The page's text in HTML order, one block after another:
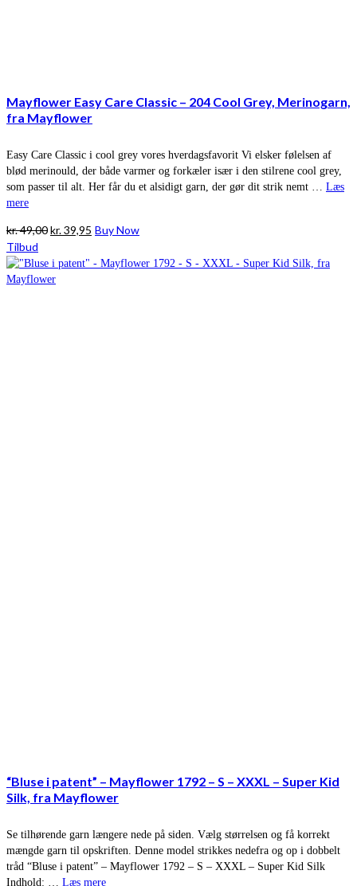
Mayflower Easy Care Classic – 204 Cool Grey, Merinogarn,
fra Mayflower
Easy Care Classic i cool grey vores hverdagsfavorit Vi elsker følelsen af
blød merinould, der både varmer og forkæler især i den stilrene cool grey,
som passer til alt. Her får du et alsidigt garn, der gør dit strik nemt … Læs
mere
kr.49,00Den
pris
var:
kr.39,95 Den
pris
Buy Now
Tilbud
“Bluse i patent” – Mayflower 1792 – S – XXXL – Super Kid
Silk, fra Mayflower
Se tilhørende garn længere nede på siden. Vælg størrelsen og få korrekt
mængde garn til opskriften. Denne model strikkes nedefra og op i dobbelt
tråd “Bluse i patent” – Mayflower 1792 – S – XXXL – Super Kid Silk
Indhold: … Læs mere